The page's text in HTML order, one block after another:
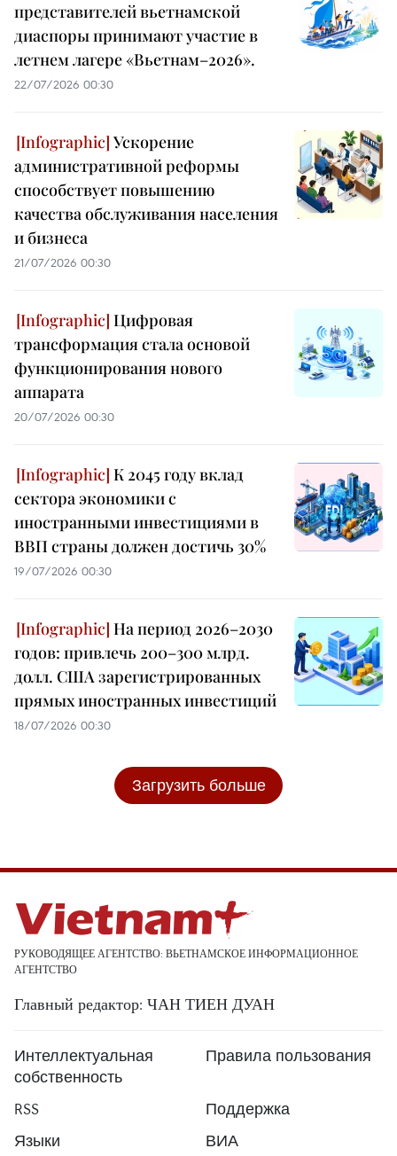
представителей вьетнамской
диаспоры принимают участие в
летнем лагере «Вьетнам–2026».
22/07/2026 00:30
Ускорение
административной реформы
способствует повышению
качества обслуживания населения
и бизнеса
21/07/2026 00:30
Цифровая
трансформация стала основой
функционирования нового
аппарата
20/07/2026 00:30
К 2045 году вклад
сектора экономики с
иностранными инвестициями в
ВВП страны должен достичь 30%
19/07/2026 00:30
На период 2026–2030
годов: привлечь 200–300 млрд.
долл. США зарегистрированных
прямых иностранных инвестиций
18/07/2026 00:30
Загрузить больше
РУКОВОДЯЩЕЕ АГЕНТСТВО: ВЬЕТНАМСКОЕ ИНФОРМАЦИОННОЕ
АГЕНТСТВО
Главный редактор: ЧАН ТИЕН ДУАН
Интеллектуальная
собственность
Правила пользования
RSS
Поддержка
Языки
ВИА